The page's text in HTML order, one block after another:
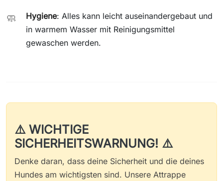
🧼 Hygiene: Alles kann leicht auseinandergebaut und
in warmem Wasser mit Reinigungsmittel
gewaschen werden.
⚠️ WICHTIGE
SICHERHEITSWARNUNG! ⚠️
Denke daran, dass deine Sicherheit und die deines
Hundes am wichtigsten sind. Unsere Attrappe